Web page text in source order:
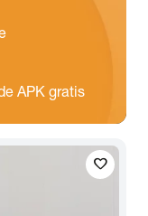
APK gratis
favorite